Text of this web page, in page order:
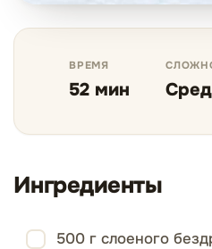
ВРЕМЯ
52 мин
Ингредиенты
500 г слоеного